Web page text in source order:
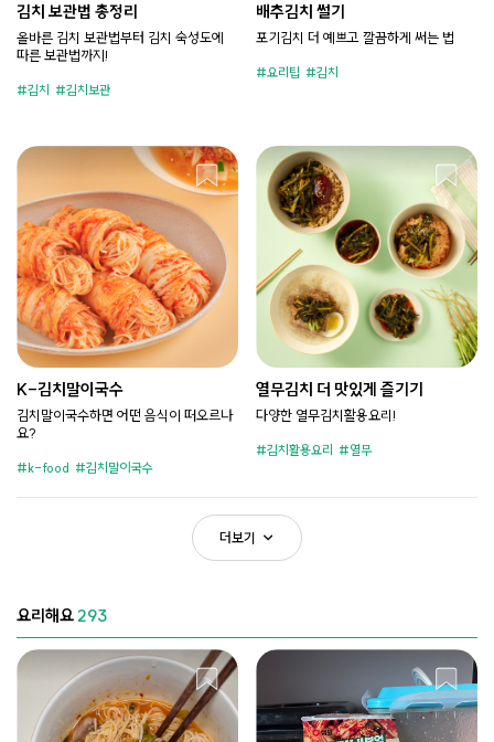
김치 보관법 총정리
올바른 김치 보관법부터 김치 숙성도에
따른 보관법까지!
김치 김치보관
배추김치 썰기
포기김치 더 예쁘고 깔끔하게 써는 법
요리팁 김치
K-김치말이국수
김치말이국수하면 어떤 음식이 떠오르나
요?
k-food 김치말이국수
열무김치 더 맛있게 즐기기
다양한 열무김치활용요리!
김치활용요리 열무
더보기
요리해요293